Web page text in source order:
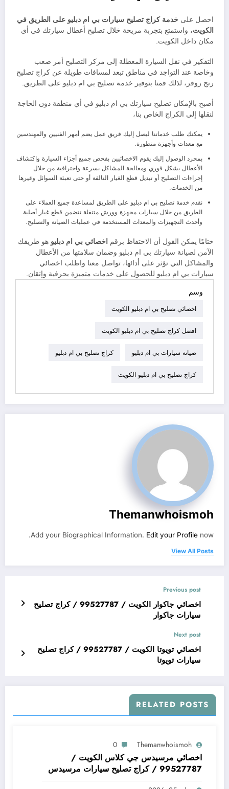
احصل على خدمة كراج تصليح سيارات بي ام دبليو على الطريق في
الكويت، واستمتع بتجربة مريحة خلال تصليح أعطال سيارتك في أي
مكان داخل الكويت.
التفكير في نقل السيارة المعطلة إلى مركز التصليح أمر صعب
وخاصة عند التواجد في مناطق تبعد لمسافات طويلة عن كراج تصليح
رنج روفر، لذلك قمنا بتوفير خدمة تصليح بي ام دبليو على الطريق.
أصبح بالإمكان تصليح سيارتك بي ام دبليو في أي منطقة دون الحاجة
لنقلها إلى الكراج الخاص بنا،
يمكنك طلب خدماتنا ليصل إليك فريق عمل يضم أمهر الفنيين والمهندسين
مع معدات وأجهزة متطورة.
بمجرد الوصول إليك يقوم الاخصائيين بفحص جميع أجزاء السيارة واكتشاف
الأعطال بشكل فوري ومعالجة المشاكل بسرعة واحترافية من خلال
إجراءات التصليح أو تبديل قطع الغيار التالفة أو حتى تعبئة السوائل وغيرها
من الخدمات.
نقدم خدمة تصليح بي ام دبليو على الطريق لمساعدة جميع العملاء على
الطريق من خلال سيارات مجهزة وورش متنقلة تتضمن قطع غيار أصلية
وأحدث التجهيزات والمعدات المستخدمة في عمليات الصيانة والتصليح.
ختامًا يمكن القول أن الاحتفاظ برقم اخصائي بي ام دبليو هو طريقك
الآمن لصيانة سيارتك بي ام دبليو وضمان سلامتها من الأعطال
والمشاكل التي تؤثر على أدائها، تواصل معنا واطلب اخصائي
سيارات بي ام دبليو للحصول على خدمات متميزة بحرفية وإتقان.
وسم
اخصائي تصليح بي ام دبليو الكويت
افضل كراج تصليح بي ام دبليو الكويت
صيانة سيارات بي ام دبليو كراج تصليح بي ام دبليو
كراج تصليح بي ام دبليو الكويت
Themanwhoismoh
Add your Biographical Information. Edit your Profile now.
View All Posts
Previous post
اخصائي جاكوار الكويت / 99527787 / كراج تصليح
سيارات جاكوار
Next post
اخصائي تويوتا الكويت / 99527787 / كراج تصليح
سيارات تويوتا
RELATED POSTS
Themanwhoismoh
0
اخصائي مرسيدس جي كلاس الكويت /
99527787 / كراج تصليح سيارات مرسيدس
جي كلاس